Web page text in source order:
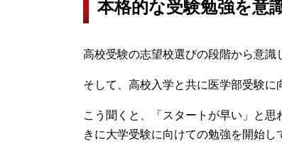
本格的な受験勉強を意
高校受験の志望校選びの段階から意識
そして、高校入学と共に医学部受験に
こう聞くと、「スタートが早い」と
きに大学受験に向けての勉強を開始